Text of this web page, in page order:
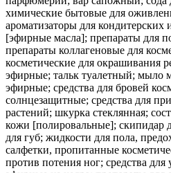
химические бытовые для
ароматизаторы для кондитерских
[эфирные масла]; препараты для
препараты коллагеновые для
косметические для окрашивания
эфирные; тальк туалетный; мыло
эфирные; средства для бровей
солнцезащитные; средства для
растений; шкурка стеклянная;
кожи [полировальные]; скипидар
для губ; жидкости для пола,
салфетки, пропитанные
против потения ног; средства для